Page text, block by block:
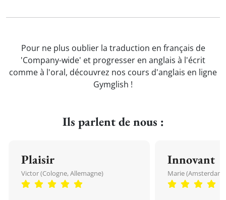
Pour ne plus oublier la traduction en français de
'Company-wide' et progresser en anglais à l'écrit
comme à l'oral, découvrez nos cours d'anglais en ligne
Gymglish !
Ils parlent de nous :
Plaisir
Victor (Cologne, Allemagne)
Innovant
Marie (Amsterdam,